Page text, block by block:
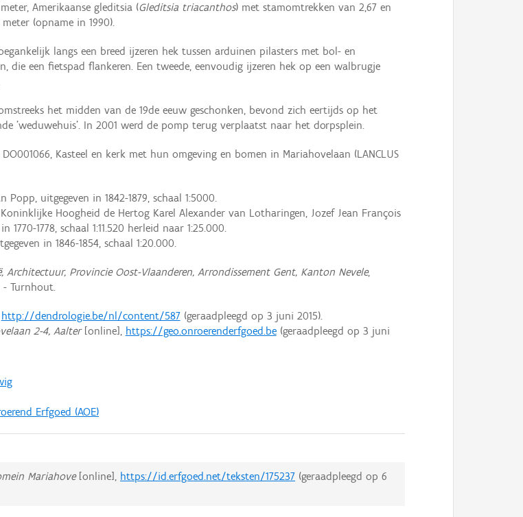
Amerikaanse gleditsia (Gleditsia triacanthos) met stamomtrekken van 2,67 en
(opname in 1990).
langs een breed ijzeren hek tussen arduinen pilasters met bol- en
die een fietspad flankeren. Een tweede, eenvoudig ijzeren hek op een walbrugje
het midden van de 19de eeuw geschonken, bevond zich eertijds op het
'weduwehuis'. In 2001 werd de pomp terug verplaatst naar het dorpsplein.
Kasteel en kerk met hun omgeving en bomen in Mariahovelaan (LANCLUS
uitgegeven in 1842-1879, schaal 1:5000.
Hoogheid de Hertog Karel Alexander van Lotharingen, Jozef Jean François
1778, schaal 1:11.520 herleid naar 1:25.000.
in 1846-1854, schaal 1:20.000.
Provincie Oost-Vlaanderen, Arrondissement Gent, Kanton Nevele,
- Turnhout.
http://dendrologie.be/nl/content/587(geraadpleegd op 3 juni 2015).
2-4, Aalter[online], https://geo.onroerenderfgoed.be(geraadpleegd op 3 juni
Erfgoed (AOE)
Mariahove[online], https://id.erfgoed.net/teksten/175237 (geraadpleegd op 6